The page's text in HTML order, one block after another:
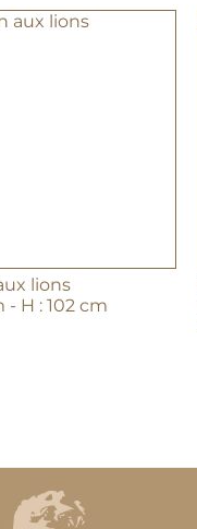
lions
- H : 102 cm